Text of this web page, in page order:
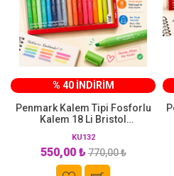
% 40 İNDİRİM
Penmark Kalem Tipi Fosforlu
Kalem 18 Li Bristol
KU132
550,00 ₺770,00 ₺